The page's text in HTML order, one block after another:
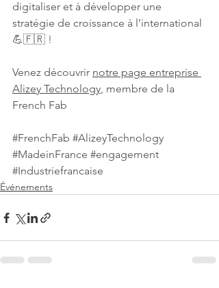
digitaliser et à développer une
stratégie de croissance à l’international
💪🇫🇷 !
Venez découvrir notre page entreprise
Alizey Technology, membre de la
French Fab
#FrenchFab #AlizeyTechnology
#MadeinFrance #engagement
#Industriefrancaise
Événements